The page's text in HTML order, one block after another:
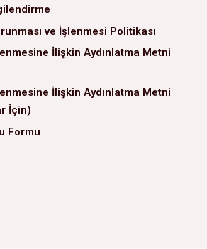
ve İşlenmesi Politikası
İlişkin Aydınlatma Metni
İlişkin Aydınlatma Metni
İçin)
Formu